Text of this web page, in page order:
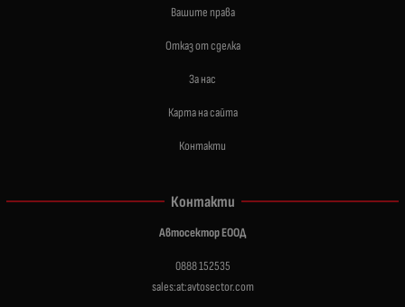
Вашите права
Отказ от сделка
За нас
Карта на сайта
Контакти
Контакти
Автосектор ЕООД
0888 152535
sales:at:avtosector.com